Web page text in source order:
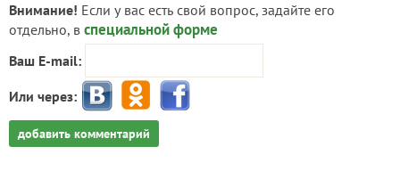
Внимание! Если у вас есть свой вопрос, задайте его
отдельно, в специальной форме
Ваш E-mail:
Или через:
добавить комментарий